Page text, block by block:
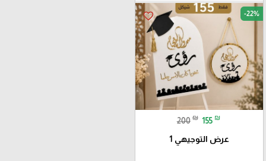
favorite_border -22%
200 ₪ 155 ₪
عرض التوجيهي 1